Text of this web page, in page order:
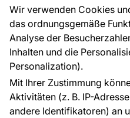
Wir verwenden Cookies
das ordnungsgemäße
Analyse der
Inhalten und die
Personalization).
Mit Ihrer Zustimmung
Aktivitäten (z. B. IP-
andere Identifikatoren) an
Großhandel
Raumvisualisierung
FÜR SIE
Blog
EU-Projekte
Ratschläge und Tipps
FAQ